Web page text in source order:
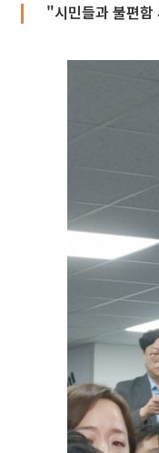
"시민들과 불편